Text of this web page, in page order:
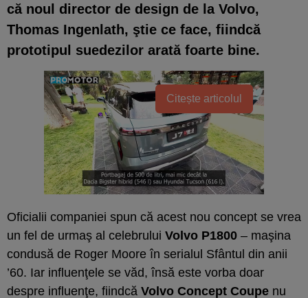
că noul director de design de la Volvo,
Thomas Ingenlath, ştie ce face, fiindcă
prototipul suedezilor arată foarte bine.
Citește articolul
Oficialii companiei spun că acest nou concept se vrea
un fel de urmaş al celebrului Volvo P1800 – maşina
condusă de Roger Moore în serialul Sfântul din anii
’60. Iar influenţele se văd, însă este vorba doar
despre influenţe, fiindcă Volvo Concept Coupe nu